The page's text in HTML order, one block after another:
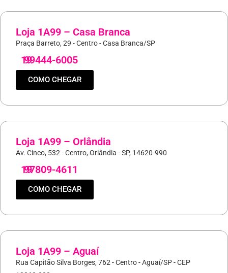
Loja 1A99 – Casa Branca
Praça Barreto, 29 - Centro - Casa Branca/SP
19
99444-6005
COMO CHEGAR
Loja 1A99 – Orlândia
Av. Cinco, 532 - Centro, Orlândia - SP, 14620-990
19
97809-4611
COMO CHEGAR
Loja 1A99 – Aguaí
Rua Capitão Silva Borges, 762 - Centro - Aguaí/SP - CEP